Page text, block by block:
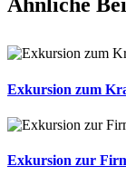
Ähnliche
Exkursion zum
Exkursion zur